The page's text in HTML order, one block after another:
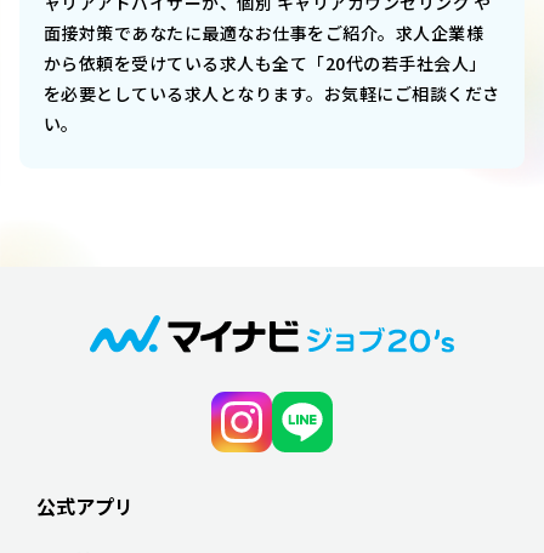
面接対策であなたに最適なお仕事をご紹介。求人企業様
から依頼を受けている求人も全て「20代の若手社会人」
を必要としている求人となります。お気軽にご相談くださ
い。
公式アプリ